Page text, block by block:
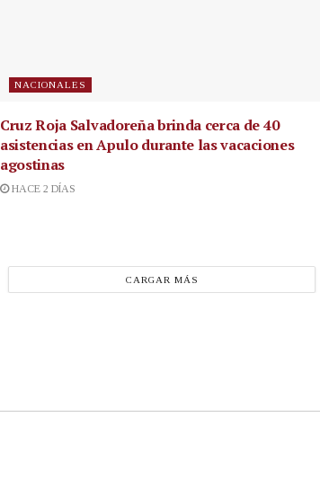
NACIONALES
Cruz Roja Salvadoreña brinda cerca de 40
asistencias en Apulo durante las vacaciones
agostinas
HACE 2 DÍAS
CARGAR MÁS